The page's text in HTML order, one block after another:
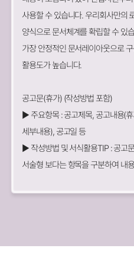
사용할 수 있습니다. 우리회사만의
양식으로 문서체계를 확립할 수 있
가장 안정적인 문서레이아웃으로
활용도가 높습니다.
공고문(휴가) (작성방법 포함)
▶ 주요항목 : 공고제목, 공고내용(
세부내용), 공고일 등
▶ 작성방법 및 서식활용TIP : 공고
서술형 보다는 항목을 구분하여 내